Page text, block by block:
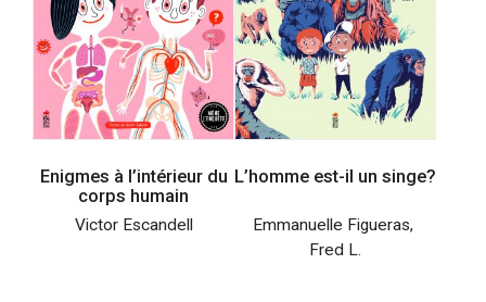
Enigmes à l’intérieur du
corps humain
Victor Escandell
L’homme est-il un singe?
Emmanuelle Figueras,
Fred L.